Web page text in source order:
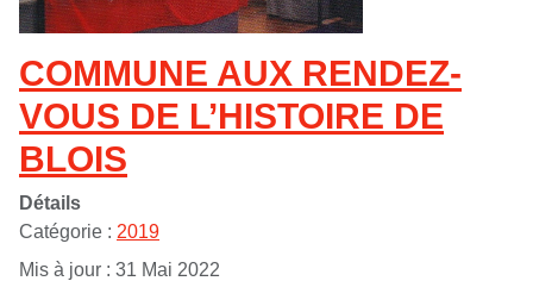
COMMUNE AUX RENDEZ-
VOUS DE L’HISTOIRE DE
BLOIS
Détails
Catégorie : 2019
Mis à jour : 31 Mai 2022